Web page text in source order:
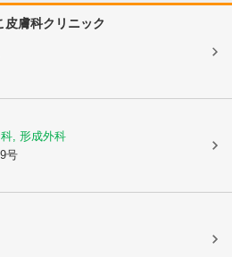
皮膚科クリニック
, 形成外科
号